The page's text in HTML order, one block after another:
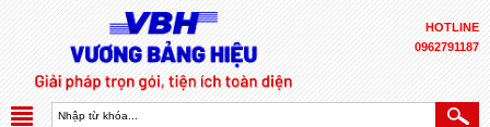
HOTLINE
0962791187